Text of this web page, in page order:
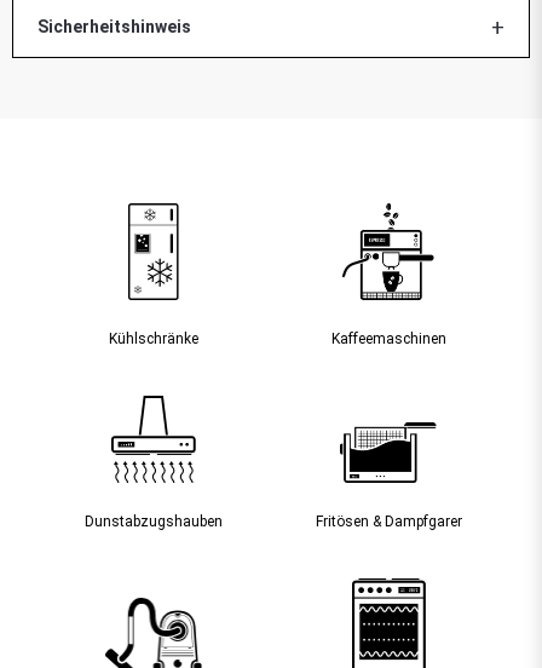
Sicherheitshinweis
Kühlschränke Kaffee­maschinen
Dunst­abzugs­hauben Fritösen & Dampfgarer